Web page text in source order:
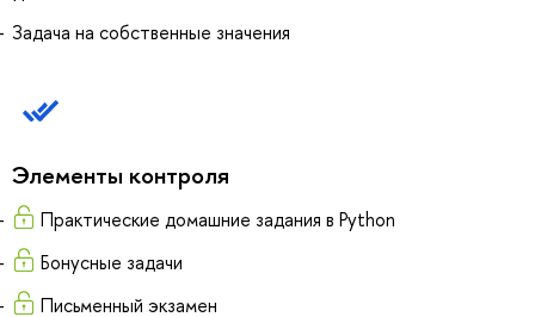
Задача на собственные значения
Элементы контроля
Практические домашние задания в Python
Бонусные задачи
Письменный экзамен